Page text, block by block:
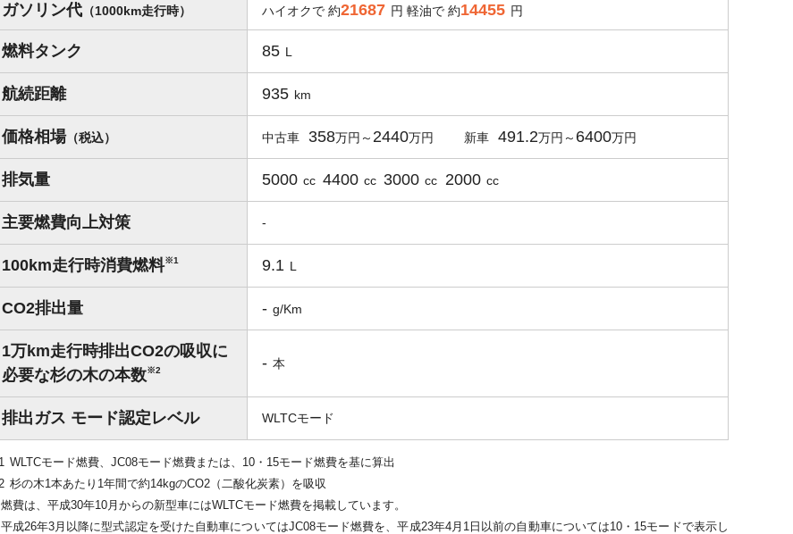
ガソリン代 （1000km走行時） ハイオクで 約21687 円 軽油で 約14455 円
燃料タンク 85 L
航続距離 935 km
価格相場（税込） 中古車 358 2440 新車 491.2 6400
排気量 5000 cc 4400 cc 3000 cc 2000 cc
主要燃費向上対策 -
100km走行時消費燃料※1 9.1 L
CO2排出量 - g/Km
1万km走行時排出CO2の吸収に
必要な杉の木の本数※2 - 本
排出ガス モード認定レベル WLTCモード
WLTCモード燃費、JC08モード燃費または、10・15モード燃費を基に算出
杉の木1本あたり1年間で約14kgのCO2（二酸化炭素）を吸収
燃費は、平成30年10月からの新型車にはWLTCモード燃費を掲載しています。
平成26年3月以降に型式認定を受けた自動車についてはJC08モード燃費を、平成23年4月1日以前の自動車については10・15モードで表示し